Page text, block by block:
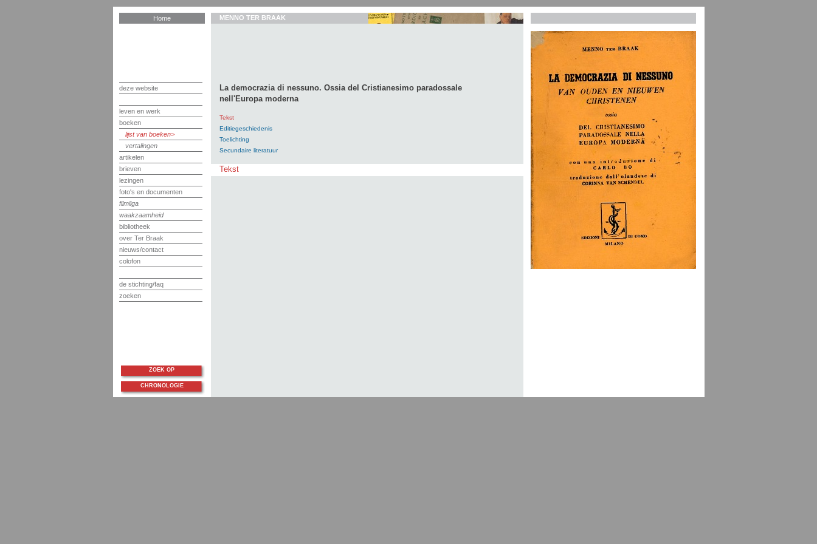
Home
deze website
leven en werk
boeken
lijst van boeken
vertalingen
artikelen
brieven
lezingen
foto's en documenten
filmliga
waakzaamheid
bibliotheek
over Ter Braak
nieuws/contact
colofon
de stichting/faq
zoeken
MENNO TER BRAAK
La democrazia di nessuno. Ossia del Cristianesimo paradossale
nell'Europa moderna
Tekst
Editiegeschiedenis
Toelichting
Secundaire literatuur
Tekst
ZOEK OP
CHRONOLOGIE